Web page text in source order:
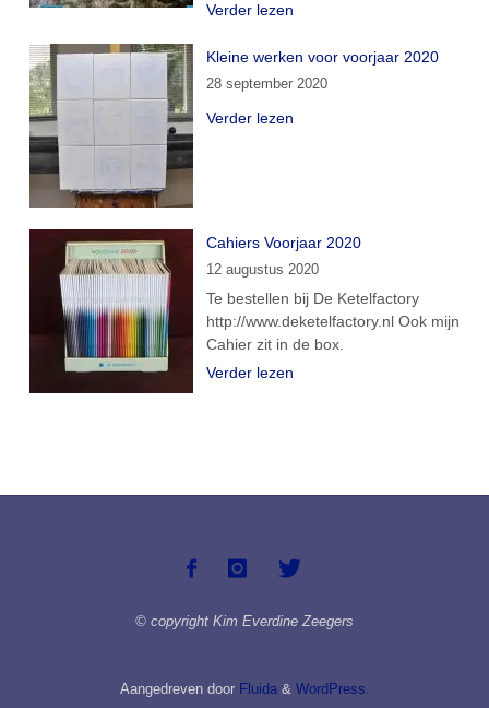
Verder lezen
Kleine werken voor voorjaar 2020
28 september 2020
Verder lezen
Cahiers Voorjaar 2020
12 augustus 2020
Te bestellen bij De Ketelfactory
http://www.deketelfactory.nl Ook mijn
Cahier zit in de box.
Verder lezen
© copyright Kim Everdine Zeegers
Aangedreven doorFluida& WordPress.